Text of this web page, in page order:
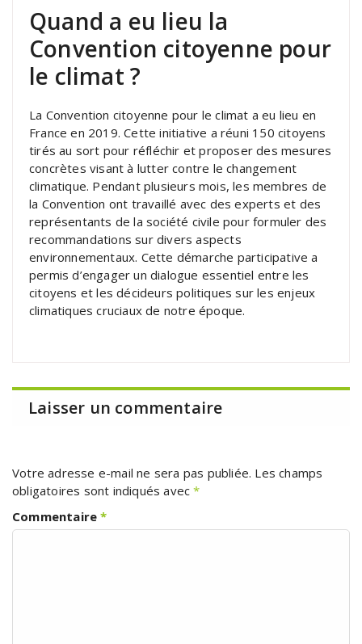
Quand a eu lieu la
Convention citoyenne pour
le climat ?
La Convention citoyenne pour le climat a eu lieu en
France en 2019. Cette initiative a réuni 150 citoyens
tirés au sort pour réfléchir et proposer des mesures
concrètes visant à lutter contre le changement
climatique. Pendant plusieurs mois, les membres de
la Convention ont travaillé avec des experts et des
représentants de la société civile pour formuler des
recommandations sur divers aspects
environnementaux. Cette démarche participative a
permis d’engager un dialogue essentiel entre les
citoyens et les décideurs politiques sur les enjeux
climatiques cruciaux de notre époque.
Laisser un commentaire
Votre adresse e-mail ne sera pas publiée. Les champs
obligatoires sont indiqués avec*
Commentaire*